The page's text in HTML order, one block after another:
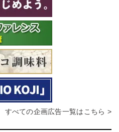
すべての企画広告一覧はこちら >